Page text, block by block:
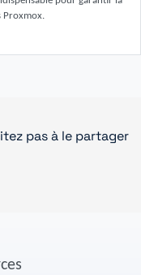
Proxmox.
pas à le partager